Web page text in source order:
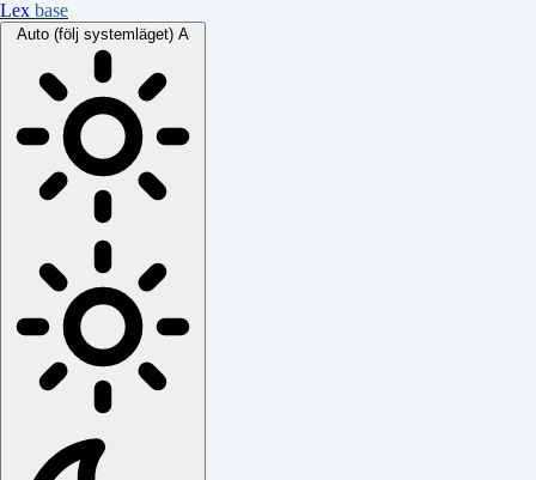
Lex base
Auto (följ systemläget) A